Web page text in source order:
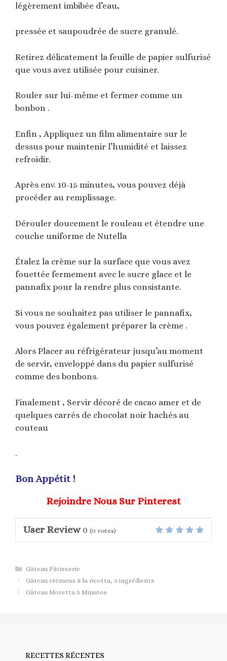
légèrement imbibée d’eau,
pressée et saupoudrée de sucre granulé.
Retirez délicatement la feuille de papier sulfurisé
que vous avez utilisée pour cuisiner.
Rouler sur lui-même et fermer comme un
bonbon .
Enfin , Appliquez un film alimentaire sur le
dessus pour maintenir l’humidité et laissez
refroidir.
Après env. 10-15 minutes, vous pouvez déjà
procéder au remplissage.
Dérouler doucement le rouleau et étendre une
couche uniforme de Nutella
Étalez la crème sur la surface que vous avez
fouettée fermement avec le sucre glace et le
pannafix pour la rendre plus consistante.
Si vous ne souhaitez pas utiliser le pannafix,
vous pouvez également préparer la crème .
Alors Placer au réfrigérateur jusqu’au moment
de servir, enveloppé dans du papier sulfurisé
comme des bonbons.
Finalement , Servir décoré de cacao amer et de
quelques carrés de chocolat noir hachés au
couteau
.
Bon Appétit !
Rejoindre Nous Sur Pinterest
User Review 0 (0 votes)
Catégories
Gâteau Pâtisserie
Gâteau crémeux à la ricotta, 3 ingrédients
Gâteau Moretta 5 Minutes
RECETTES RÉCENTES